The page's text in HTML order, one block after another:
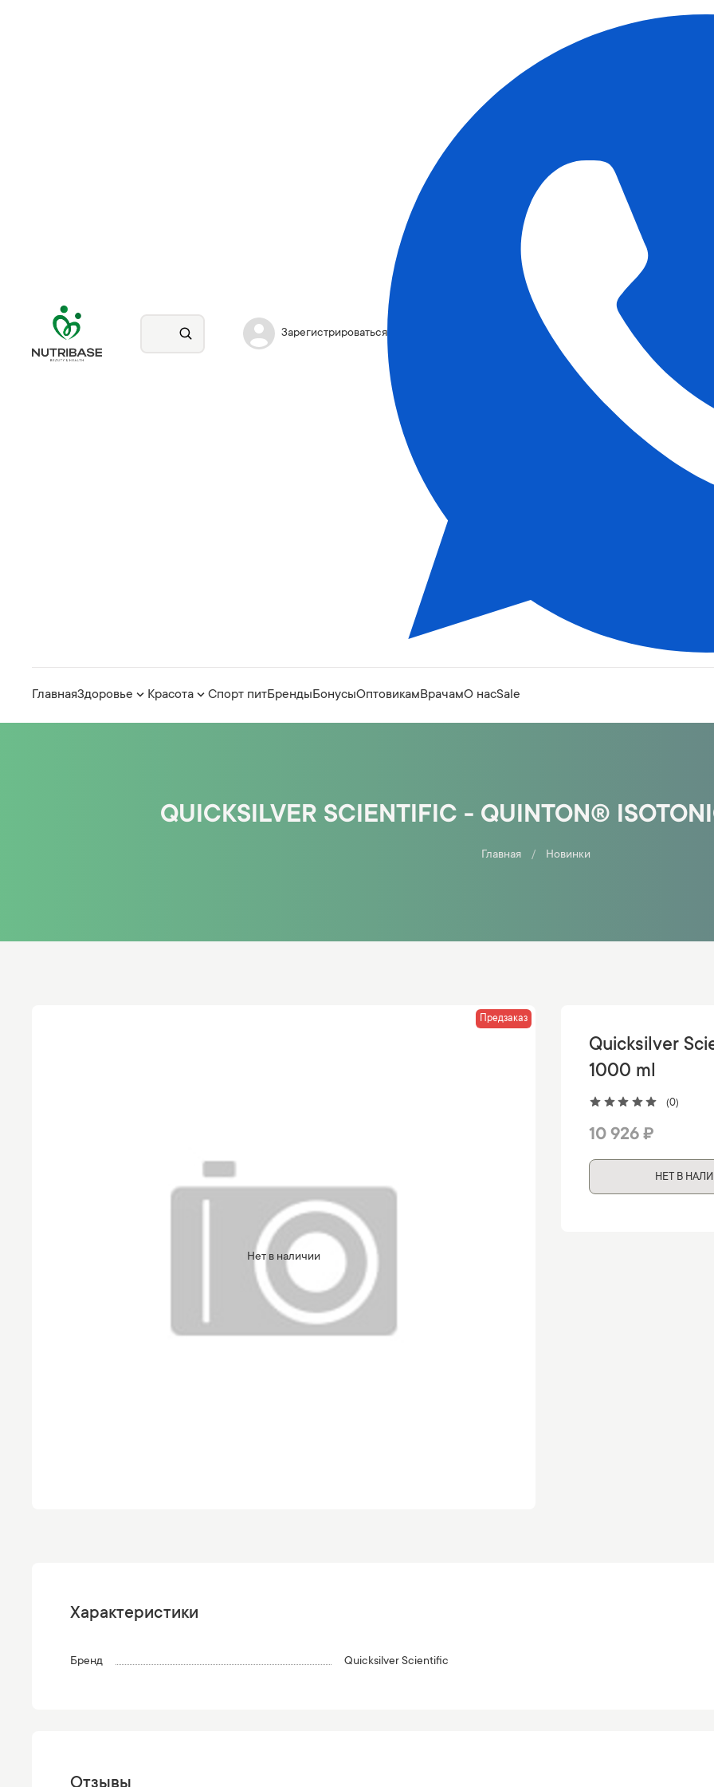
Зарегистрироваться
ГлавнаяЗдоровье Красота Спорт питБрендыБонусыОптовикамВрачамО насSale
QUICKSILVER SCIENTIFIC - QUINTON®
Главная Новинки
Нет в наличии
Предзаказ
(0)
Quicksilver
1000 ml
10 926 ₽
НЕТ В
Характеристики
Бренд Quicksilver Scientific